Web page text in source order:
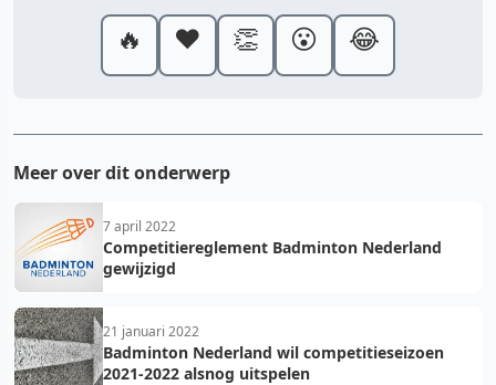
🔥 ❤️ 👏 😮 😂
Meer over dit onderwerp
7 april 2022
Competitiereglement Badminton Nederland
gewijzigd
21 januari 2022
Badminton Nederland wil competitieseizoen
2021-2022 alsnog uitspelen